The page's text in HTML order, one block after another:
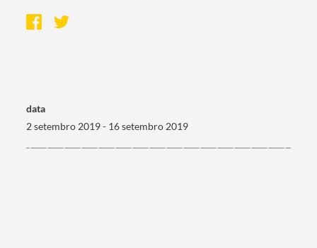
data
2 setembro 2019 - 16 setembro 2019